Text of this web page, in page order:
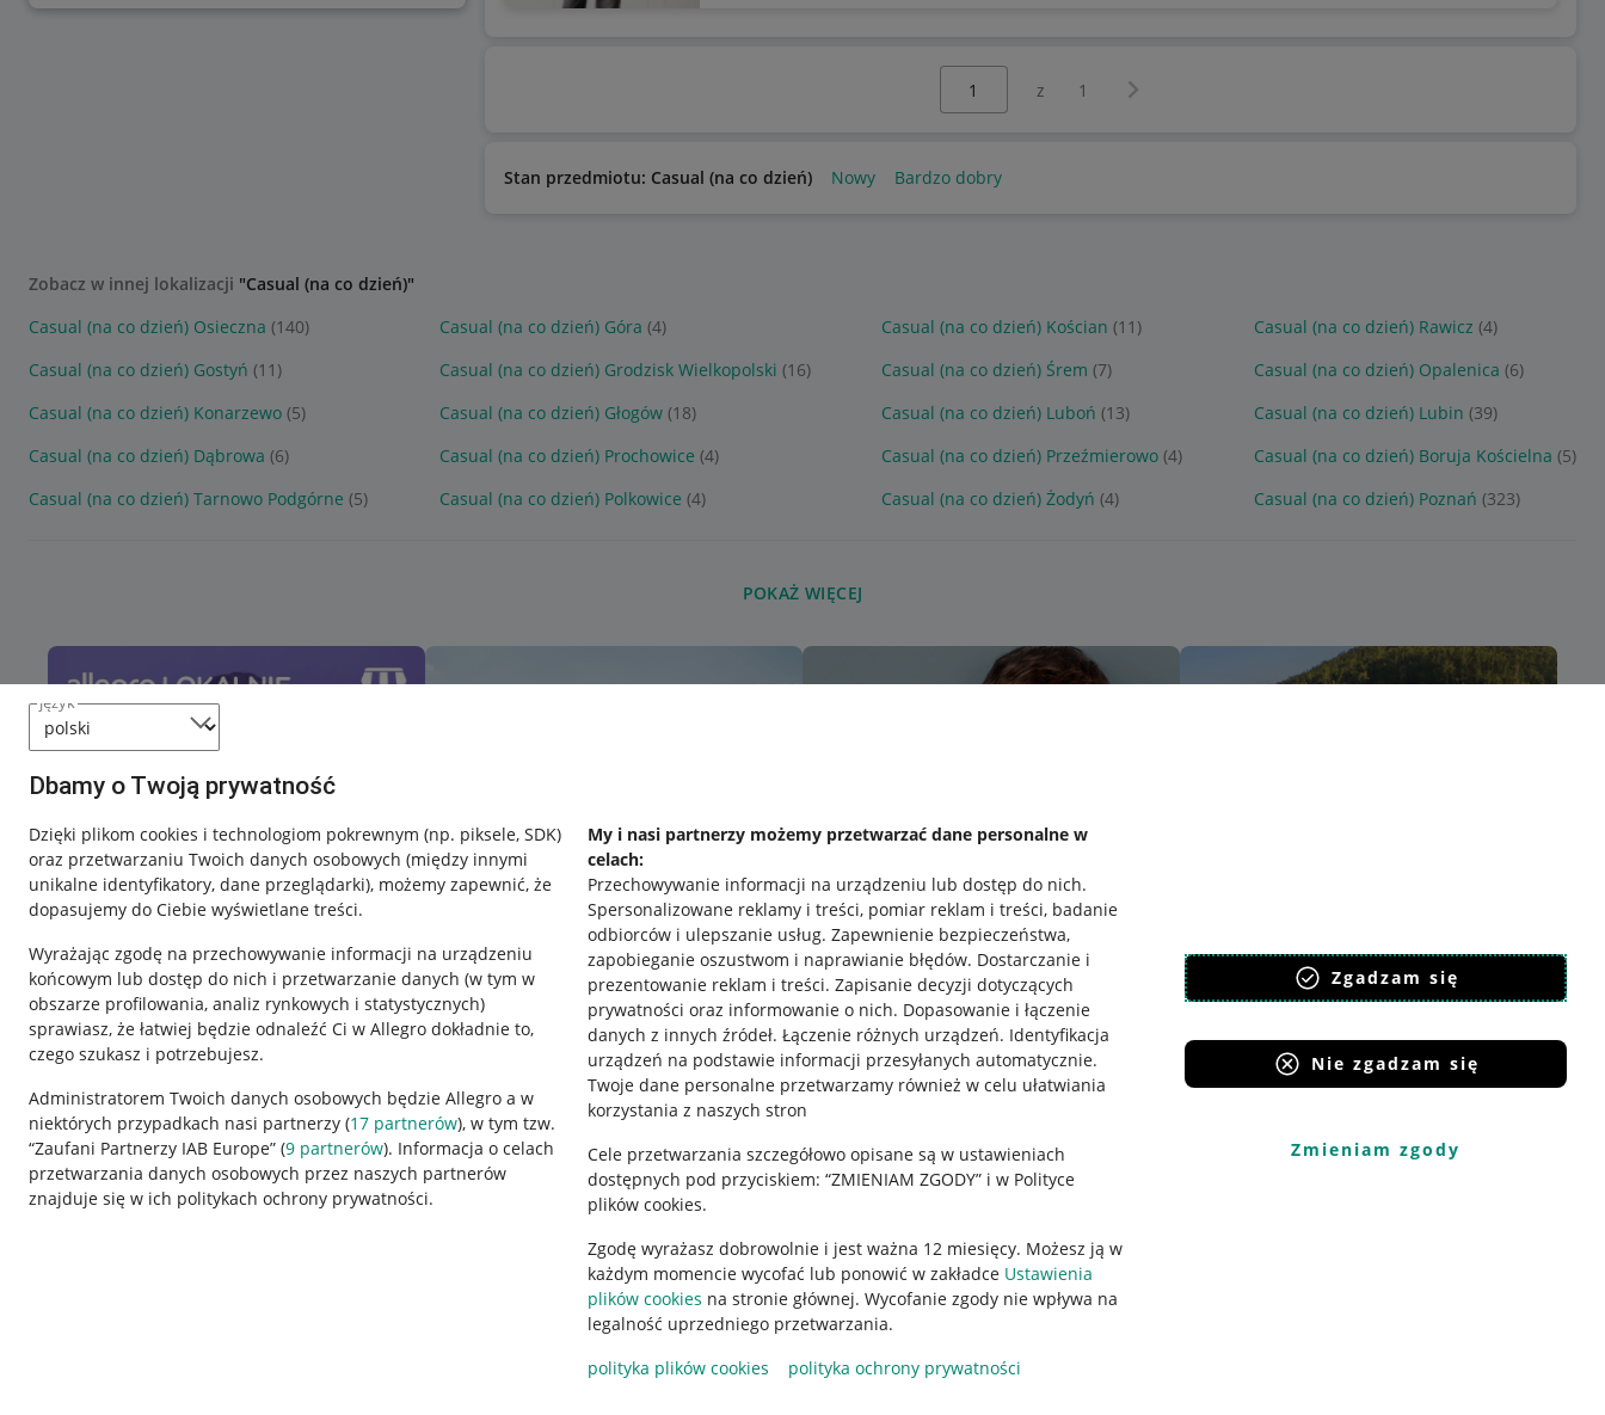
język
Dbamy o Twoją prywatność
Dzięki plikom cookies i technologiom pokrewnym (np. piksele, SDK)
oraz przetwarzaniu Twoich danych osobowych (między innymi
unikalne identyfikatory, dane przeglądarki), możemy zapewnić, że
dopasujemy do Ciebie wyświetlane treści.
Wyrażając zgodę na przechowywanie informacji na urządzeniu
końcowym lub dostęp do nich i przetwarzanie danych (w tym w
obszarze profilowania, analiz rynkowych i statystycznych)
sprawiasz, że łatwiej będzie odnaleźć Ci w Allegro dokładnie to,
czego szukasz i potrzebujesz.
Administratorem Twoich danych osobowych będzie Allegro a w
niektórych przypadkach nasi partnerzy (17 partnerów), w tym tzw.
“Zaufani Partnerzy IAB Europe” (9 partnerów). Informacja o celach
przetwarzania danych osobowych przez naszych partnerów
znajduje się w ich politykach ochrony prywatności.
My i nasi partnerzy możemy przetwarzać dane personalne w
celach:
Przechowywanie informacji na urządzeniu lub dostęp do nich.
Spersonalizowane reklamy i treści, pomiar reklam i treści, badanie
odbiorców i ulepszanie usług. Zapewnienie bezpieczeństwa,
zapobieganie oszustwom i naprawianie błędów. Dostarczanie i
prezentowanie reklam i treści. Zapisanie decyzji dotyczących
prywatności oraz informowanie o nich. Dopasowanie i łączenie
danych z innych źródeł. Łączenie różnych urządzeń. Identyfikacja
urządzeń na podstawie informacji przesyłanych automatycznie.
Twoje dane personalne przetwarzamy również w celu ułatwiania
korzystania z naszych stron
Cele przetwarzania szczegółowo opisane są w ustawieniach
dostępnych pod przyciskiem: “ZMIENIAM ZGODY” i w Polityce
plików cookies.
Zgodę wyrażasz dobrowolnie i jest ważna 12 miesięcy. Możesz ją w
każdym momencie wycofać lub ponowić w zakładce Ustawienia
plików cookies na stronie głównej. Wycofanie zgody nie wpływa na
legalność uprzedniego przetwarzania.
polityka plików cookies
polityka ochrony prywatności
Zgadzam się
Nie zgadzam się
Zmieniam zgody
z 1 Następna strona
Stan przedmiotu: Casual (na co dzień) Nowy Bardzo dobry
Zobacz w innej lokalizacji "Casual (na co dzień)"
Casual (na co dzień) Osieczna (140) Casual (na co dzień) Góra (4) Casual (na co dzień) Kościan (11) Casual (na co dzień) Rawicz (4)
Casual (na co dzień) Gostyń (11) Casual (na co dzień) Grodzisk Wielkopolski (16) Casual (na co dzień) Śrem (7) Casual (na co dzień) Opalenica (6)
Casual (na co dzień) Konarzewo (5) Casual (na co dzień) Głogów (18) Casual (na co dzień) Luboń (13) Casual (na co dzień) Lubin (39)
Casual (na co dzień) Dąbrowa (6) Casual (na co dzień) Prochowice (4) Casual (na co dzień) Przeźmierowo (4) Casual (na co dzień) Boruja Kościelna (5)
Casual (na co dzień) Tarnowo Podgórne (5) Casual (na co dzień) Polkowice (4) Casual (na co dzień) Żodyń (4) Casual (na co dzień) Poznań (323)
POKAŻ WIĘCEJ
Przydatne informacje
Jak to działa
Napisz do nas
Allegro Gadane dla sprzedających
Regulamin
Polityka plików "cookies"
Ustawienia plików "cookies"
Udostępnianie lokalizacji
Informacje dla Aktu o Usługach Cyfrowych
Pobierz aplikację